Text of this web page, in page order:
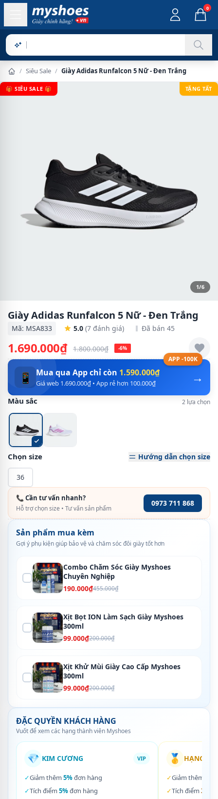
0
Sản phẩm chính
/ Siêu Sale / Giày Adidas Runfalcon 5 Nữ - Đen Trắng
🎁 SIÊU SALE 🎁 TẶNG TẤT
1/6
Giày Adidas Runfalcon 5 Nữ - Đen Trắng
Mã: MSA833 5.0 (7 đánh giá) Đã bán 45
1.690.000₫ 1.800.000₫ -6%
APP -100K
→
📱 Mua qua App chỉ còn 1.590.000₫
Giá web 1.690.000₫ • App rẻ hơn 100.000₫
Màu sắc 2 lựa chọn
Chọn size Hướng dẫn chọn size
36
📞 Cần tư vấn nhanh?
Hỗ trợ chọn size • Tư vấn sản phẩm
0973 711 868
Sản phẩm mua kèm
Gợi ý phụ kiện giúp bảo vệ và chăm sóc đôi giày tốt hơn
Combo Chăm Sóc Giày Myshoes
Chuyên Nghiệp
190.000₫455.000₫
Xịt Bọt ION Làm Sạch Giày Myshoes
300ml
99.000₫200.000₫
Xịt Khử Mùi Giày Cao Cấp Myshoes
300ml
99.000₫200.000₫
ĐẶC QUYỀN KHÁCH HÀNG
Vuốt để xem các hạng thành viên Myshoes
💎 KIM CƯƠNG VIP
✓Giảm thêm 5%đơn hàng
✓Tích điểm 5%đơn hàng
🥇 HẠNG
✓Giảm thêm
✓Tích điểm 3%